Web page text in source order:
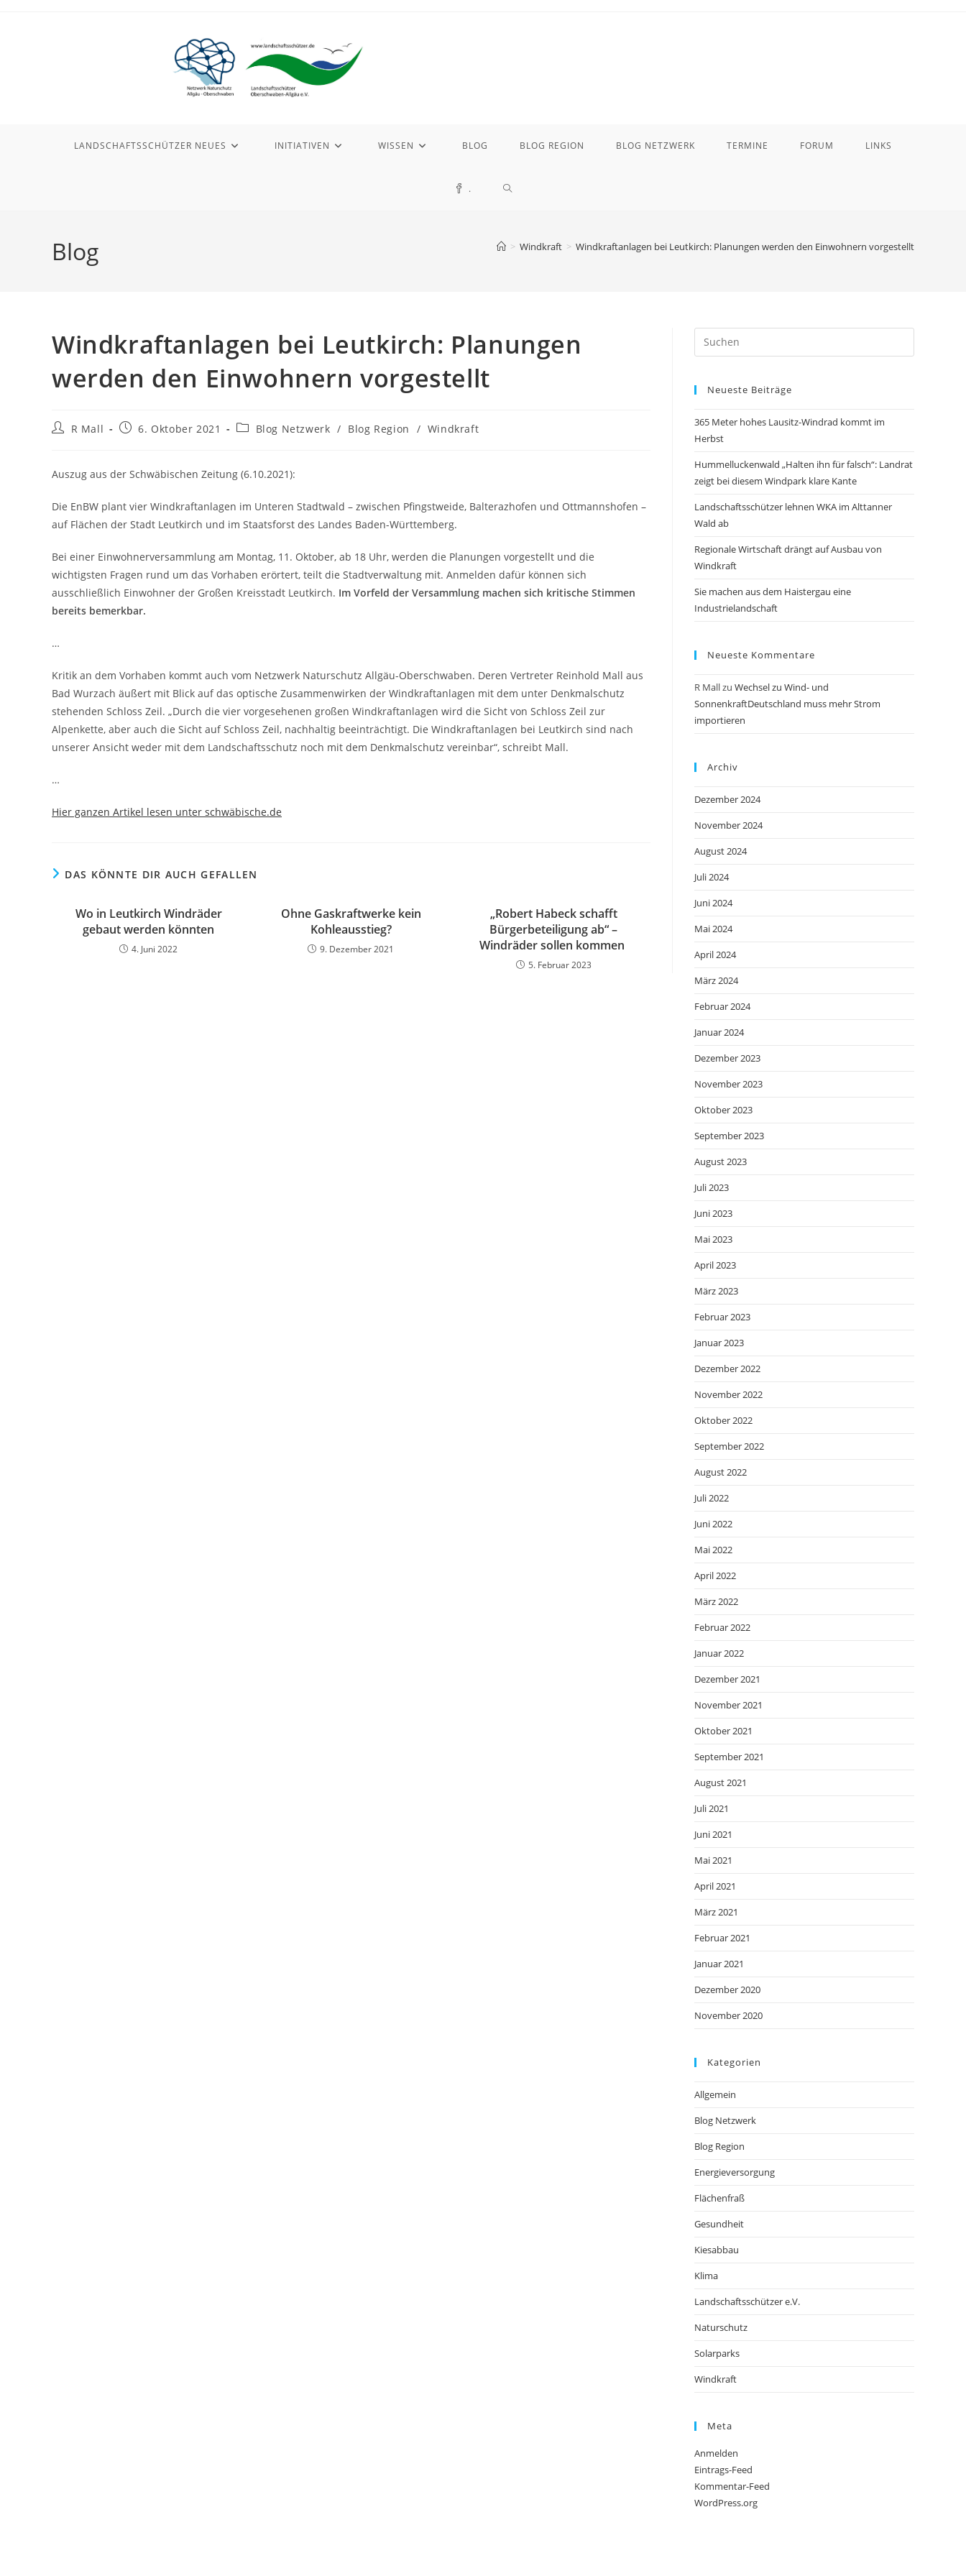
LANDSCHAFTSSCHÜTZER NEUES INITIATIVEN WISSEN BLOG BLOG REGION BLOG NETZWERK TERMINE FORUM LINKS
. WEBSITE-
Blog > Windkraft > Windkraftanlagen bei Leutkirch: Planungen werden den Einwohnern vorgestellt
Windkraftanlagen bei Leutkirch: Planungen
werden den Einwohnern vorgestellt
Beitrags-
R Mall
Beitrag6. Oktober 2021
Beitrags-
Blog Netzwerk / Blog Region / Windkraft
Auszug aus der Schwäbischen Zeitung (6.10.2021):
Die EnBW plant vier Windkraftanlagen im Unteren Stadtwald – zwischen Pfingstweide, Balterazhofen und Ottmannshofen –
auf Flächen der Stadt Leutkirch und im Staatsforst des Landes Baden-Württemberg.
Bei einer Einwohnerversammlung am Montag, 11. Oktober, ab 18 Uhr, werden die Planungen vorgestellt und die
wichtigsten Fragen rund um das Vorhaben erörtert, teilt die Stadtverwaltung mit. Anmelden dafür können sich
ausschließlich Einwohner der Großen Kreisstadt Leutkirch. Im Vorfeld der Versammlung machen sich kritische Stimmen
bereits bemerkbar.
…
Kritik an dem Vorhaben kommt auch vom Netzwerk Naturschutz Allgäu-Oberschwaben. Deren Vertreter Reinhold Mall aus
Bad Wurzach äußert mit Blick auf das optische Zusammenwirken der Windkraftanlagen mit dem unter Denkmalschutz
stehenden Schloss Zeil. „Durch die vier vorgesehenen großen Windkraftanlagen wird die Sicht von Schloss Zeil zur
Alpenkette, aber auch die Sicht auf Schloss Zeil, nachhaltig beeinträchtigt. Die Windkraftanlagen bei Leutkirch sind nach
unserer Ansicht weder mit dem Landschaftsschutz noch mit dem Denkmalschutz vereinbar“, schreibt Mall.
…
Hier ganzen Artikel lesen unter schwäbische.de
DAS KÖNNTE DIR AUCH GEFALLEN
Wo in Leutkirch Windräder
gebaut werden könnten
4. Juni 2022
Ohne Gaskraftwerke kein
Kohleausstieg?
9. Dezember 2021
„Robert Habeck schafft
Bürgerbeteiligung ab“ –
Windräder sollen kommen
5. Februar 2023
Neueste Beiträge
365 Meter hohes Lausitz-Windrad kommt im
Herbst
Hummelluckenwald „Halten ihn für falsch“: Landrat
zeigt bei diesem Windpark klare Kante
Landschaftsschützer lehnen WKA im Alttanner
Wald ab
Regionale Wirtschaft drängt auf Ausbau von
Windkraft
Sie machen aus dem Haistergau eine
Industrielandschaft
Neueste Kommentare
R Mallzu Wechsel zu Wind- und
SonnenkraftDeutschland muss mehr Strom
importieren
Archiv
Dezember 2024
November 2024
August 2024
Juli 2024
Juni 2024
Mai 2024
April 2024
März 2024
Februar 2024
Januar 2024
Dezember 2023
November 2023
Oktober 2023
September 2023
August 2023
Juli 2023
Juni 2023
Mai 2023
April 2023
März 2023
Februar 2023
Januar 2023
Dezember 2022
November 2022
Oktober 2022
September 2022
August 2022
Juli 2022
Juni 2022
Mai 2022
April 2022
März 2022
Februar 2022
Januar 2022
Dezember 2021
November 2021
Oktober 2021
September 2021
August 2021
Juli 2021
Juni 2021
Mai 2021
April 2021
März 2021
Februar 2021
Januar 2021
Dezember 2020
November 2020
Kategorien
Allgemein
Blog Netzwerk
Blog Region
Energieversorgung
Flächenfraß
Gesundheit
Kiesabbau
Klima
Landschaftsschützer e.V.
Naturschutz
Solarparks
Windkraft
Meta
Anmelden
Eintrags-Feed
Kommentar-Feed
WordPress.org